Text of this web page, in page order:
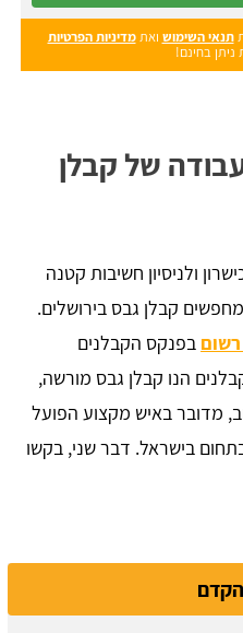
תנאי השימוש ואתמדיניות הפרטיות
בחינם!
של קבלן
ולניסיון חשיבות קטנה
קבלן גבס בירושלים.
בפנקס הקבלנים
הנו קבלן גבס מורשה,
מדובר באיש מקצוע הפועל
בישראל. דבר שני, בקשו